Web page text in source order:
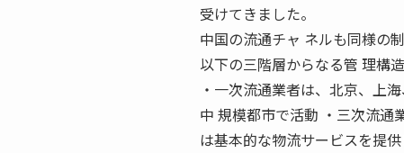
受けてきました。
中国の流通チャ ネルも同様の
以下の三階層からなる管 理構
・一次流通業者は、北京、上
中 規模都市で活動 ・三次流通
は基本的な物流サービスを提